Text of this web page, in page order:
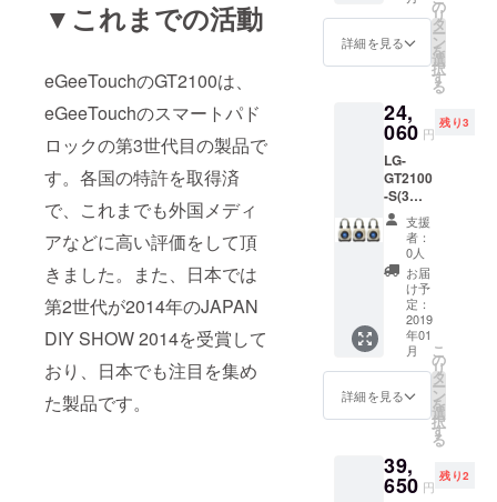
▼これまでの活動
eGeeTouchのGT2100は、
eGeeTouchのスマートパド
ロックの第3世代目の製品で
す。各国の特許を取得済
で、これまでも外国メディ
アなどに高い評価をして頂
きました。また、日本では
第2世代が2014年のJAPAN
DIY SHOW 2014を受賞して
おり、日本でも注目を集め
た製品です。
「5%」
OFF！
販売価
格：
円（税
込）
⇒
17,400
円（税
込）
詳細を見る
の
リ
タ
ー
ン
を
選
択
す
る
24,
060 円
残り3
LG-
GT2100
-S(3
台）
キャン
プファ
イヤ特
「7%」
OFF！
販売価
格：
25,860
円（税
込）
⇒
円（税
込）
支援
者：
0人
お届
け予
定：
2019
年01
月
詳細を見る
こ
の
リ
タ
ー
ン
を
選
択
す
る
39,
650 円
残り2